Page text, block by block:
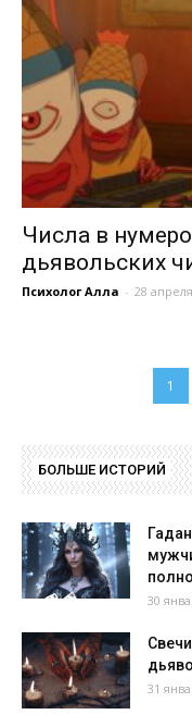
Числа в
дьявольских
Психолог Алла - 28
1
БОЛЬШЕ ИСТОРИЙ
30
31